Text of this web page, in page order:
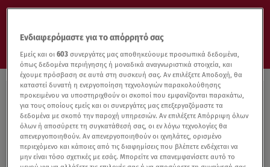
Ενδιαφερόμαστε για το απόρρητό σας
Εμείς και οι603 συνεργάτες μας αποθηκεύουμε προσωπικά δεδομένα,
όπως δεδομένα περιήγησης ή μοναδικά αναγνωριστικά στοιχεία, και
έχουμε πρόσβαση σε αυτά στη συσκευή σας. Αν επιλέξετε Αποδοχή, θα
καταστεί δυνατή η ενεργοποίηση τεχνολογιών παρακολούθησης
προκειμένου να υποστηριχθούν οι σκοποί που εμφανίζονται παρακάτω,
για τους οποίους εμείς και οι συνεργάτες μας επεξεργαζόμαστε τα
δεδομένα με σκοπό την παροχή υπηρεσιών. Αν επιλέξετε Απόρριψη όλων
όλων ή αποσύρετε τη συγκατάθεσή σας, οι εν λόγω τεχνολογίες θα
απενεργοποιηθούν. Αν απενεργοποιηθούν οι ιχνηλάτες, ορισμένο
περιεχόμενο και κάποιες από τις διαφημίσεις που βλέπετε ενδέχεται να
μην είναι τόσο σχετικές με εσάς. Μπορείτε να επανεμφανίσετε αυτό το